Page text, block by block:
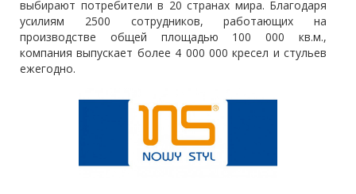
выбирают потребители в 20 странах мира. Благодаря
усилиям 2500 сотрудников, работающих на
производстве общей площадью 100 000 кв.м.,
компания выпускает более 4 000 000 кресел и стульев
ежегодно.